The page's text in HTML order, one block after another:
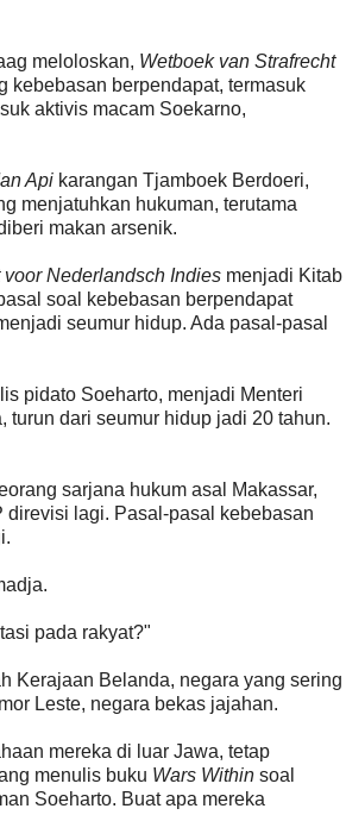
meloloskan, Wetboek van Strafrecht
kebebasan berpendapat, termasuk
aktivis macam Soekarno,
Api karangan Tjamboek Berdoeri,
menjatuhkan hukuman, terutama
makan arsenik.
Nederlandsch Indies menjadi Kitab
soal kebebasan berpendapat
seumur hidup. Ada pasal-pasal
pidato Soeharto, menjadi Menteri
dari seumur hidup jadi 20 tahun.
sarjana hukum asal Makassar,
direvisi lagi. Pasal-pasal kebebasan
pada rakyat?"
Kerajaan Belanda, negara yang sering
Leste, negara bekas jajahan.
mereka di luar Jawa, tetap
menulis buku Wars Within soal
Soeharto. Buat apa mereka